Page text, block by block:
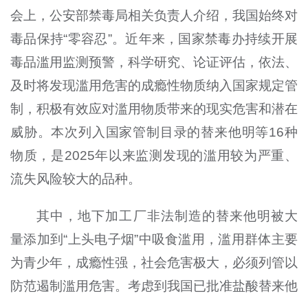
会上，公安部禁毒局相关负责人介绍，我国始终对
毒品保持“零容忍”。近年来，国家禁毒办持续开展
毒品滥用监测预警，科学研究、论证评估，依法、
及时将发现滥用危害的成瘾性物质纳入国家规定管
制，积极有效应对滥用物质带来的现实危害和潜在
威胁。本次列入国家管制目录的替来他明等16种
物质，是2025年以来监测发现的滥用较为严重、
流失风险较大的品种。
其中，地下加工厂非法制造的替来他明被大
量添加到“上头电子烟”中吸食滥用，滥用群体主要
为青少年，成瘾性强，社会危害极大，必须列管以
防范遏制滥用危害。考虑到我国已批准盐酸替来他